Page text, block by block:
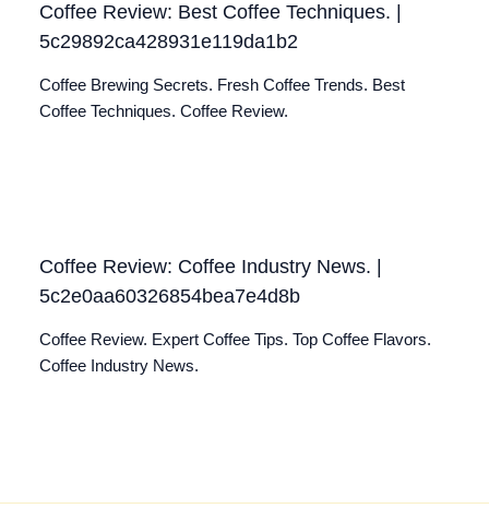
Coffee Review: Best Coffee Techniques. |
5c29892ca428931e119da1b2
Coffee Brewing Secrets. Fresh Coffee Trends. Best
Coffee Techniques. Coffee Review.
Coffee Review: Coffee Industry News. |
5c2e0aa60326854bea7e4d8b
Coffee Review. Expert Coffee Tips. Top Coffee Flavors.
Coffee Industry News.